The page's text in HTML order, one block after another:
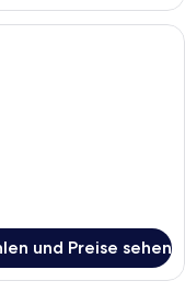
bezogenes Bett mit
und Preise sehen